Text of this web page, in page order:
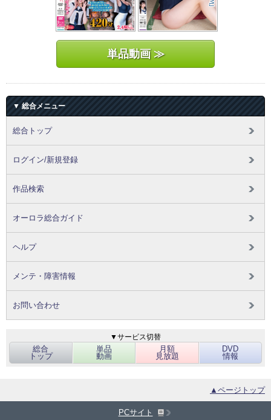
単品動画 ≫
▼ 総合メニュー
総合トップ
ログイン/新規登録
作品検索
オーロラ総合ガイド
ヘルプ
メンテ・障害情報
お問い合わせ
▼サービス切替
総合
トップ
単品
動画
月額
見放題
DVD
情報
▲ページトップ
PCサイト